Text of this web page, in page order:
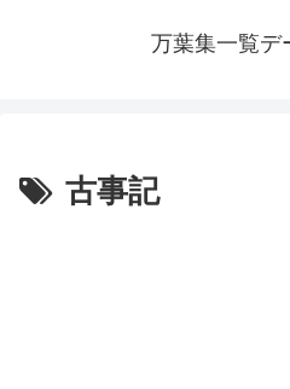
万葉集一覧デ
古事記